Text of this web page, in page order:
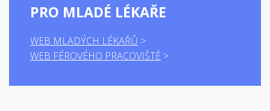
PRO MLADÉ LÉKAŘE
WEB MLADÝCH LÉKAŘŮ
WEB FÉROVÉHO PRACOVIŠTĚ